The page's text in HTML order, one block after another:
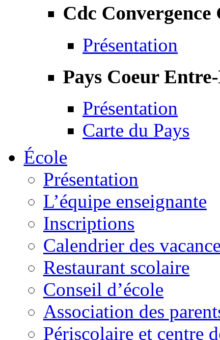
Cdc Convergence
Présentation
Pays Coeur
Présentation
Carte du Pays
École
Présentation
L’équipe enseignante
Inscriptions
Calendrier des
Restaurant scolaire
Conseil d’école
Association des
Périscolaire et centre